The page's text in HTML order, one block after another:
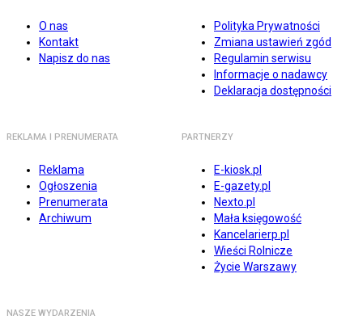
O nas
Kontakt
Napisz do nas
Polityka Prywatności
Zmiana ustawień zgód
Regulamin serwisu
Informacje o nadawcy
Deklaracja dostępności
REKLAMA I PRENUMERATA
Reklama
Ogłoszenia
Prenumerata
Archiwum
PARTNERZY
E-kiosk.pl
E-gazety.pl
Nexto.pl
Mała księgowość
Kancelarierp.pl
Wieści Rolnicze
Życie Warszawy
NASZE WYDARZENIA